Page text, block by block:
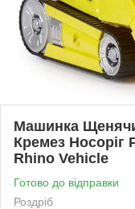
Машинка
Кремез Носоріг
Rhino Vehicle
Готово до відправки
Роздріб